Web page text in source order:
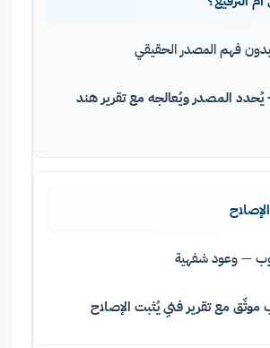
فهم المصدر الحقيقي
المصدر ويُعالجه مع تقرير هند
— وعود شفهية
مع تقرير فني يُثبت الإصلاح